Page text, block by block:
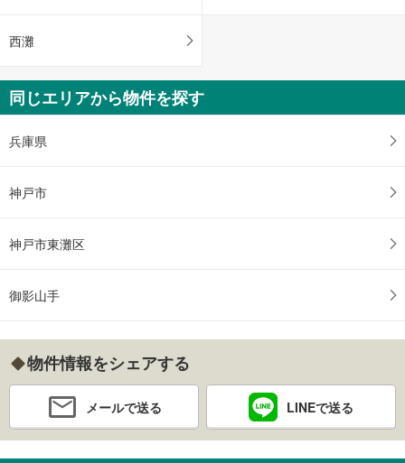
西灘
同じエリアから物件を探す
兵庫県
神戸市
神戸市東灘区
御影山手
物件情報をシェアする
メールで送る LINEで送る